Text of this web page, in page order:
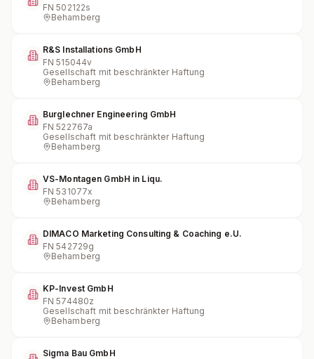
FN502122s
Behamberg
R&S Installations GmbH
FN515044v
Gesellschaft mit beschränkter Haftung
Behamberg
Burglechner Engineering GmbH
FN522767a
Gesellschaft mit beschränkter Haftung
Behamberg
VS-Montagen GmbH in Liqu.
FN531077x
Behamberg
DIMACO Marketing Consulting & Coaching e.U.
FN542729g
Behamberg
KP-Invest GmbH
FN574480z
Gesellschaft mit beschränkter Haftung
Behamberg
Sigma Bau GmbH